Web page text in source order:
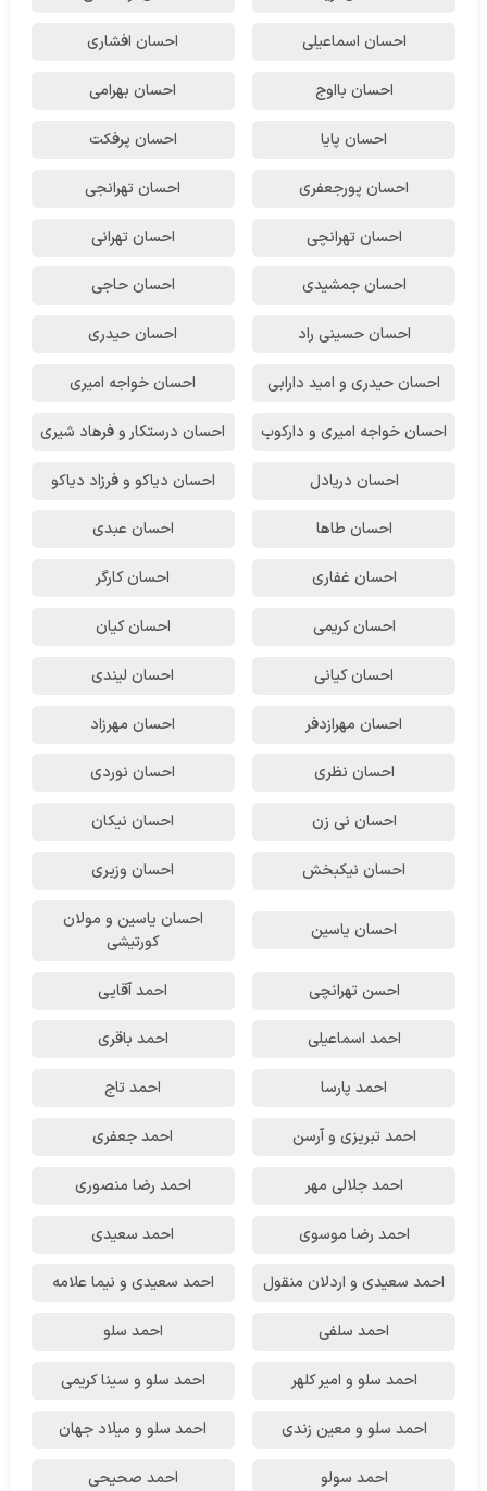
احسان اسماعیلی احسان افشاری
احسان بااوج احسان بهرامی
احسان پایا احسان پرفکت
احسان پورجعفری احسان تهرانجی
احسان تهرانچی احسان تهرانی
احسان جمشیدی احسان حاجی
احسان حسینی راد احسان حیدری
احسان حیدری و امید دارابی احسان خواجه امیری
احسان خواجه امیری و دارکوب احسان درستكار و فرهاد شيرى
احسان دریادل احسان دیاکو و فرزاد دیاکو
احسان طاها احسان عبدی
احسان غفاری احسان کارگر
احسان کریمی احسان کیان
احسان کیانی احسان لیندی
احسان مهرازدفر احسان مهرزاد
احسان نظری احسان نوردی
احسان نی زن احسان نیکان
احسان نیکبخش احسان وزیری
احسان یاسین
احسان یاسین و مولان
کورتیشی
احسن تهرانچی احمد آقایی
احمد اسماعیلی احمد باقری
احمد پارسا احمد تاج
احمد تبریزی و آرسن احمد جعفری
احمد جلالی مهر احمد رضا منصوری
احمد رضا موسوی احمد سعیدی
احمد سعیدی و اردلان منقول احمد سعیدی و نیما علامه
احمد سلفی احمد سلو
احمد سلو و امیر کلهر احمد سلو و سینا کریمی
احمد سلو و معین زندی احمد سلو و میلاد جهان
احمد سولو احمد صحیحی